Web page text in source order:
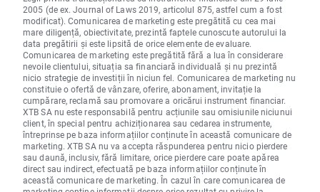
2005 (de ex. Journal of Laws 2019, articolul 875, astfel cum a fost
modificat). Comunicarea de marketing este pregătită cu cea mai
mare diligență, obiectivitate, prezintă faptele cunoscute autorului la
data pregătirii și este lipsită de orice elemente de evaluare.
Comunicarea de marketing este pregătită fără a lua în considerare
nevoile clientului, situația sa financiară individuală și nu prezintă
nicio strategie de investiții în niciun fel. Comunicarea de marketing nu
constituie o ofertă de vânzare, oferire, abonament, invitație la
cumpărare, reclamă sau promovare a oricărui instrument financiar.
XTB SA nu este responsabilă pentru acțiunile sau omisiunile niciunui
client, în special pentru achiziționarea sau cedarea instrumente,
întreprinse pe baza informațiilor conținute în această comunicare de
marketing. XTB SA nu va accepta răspunderea pentru nicio pierdere
sau daună, inclusiv, fără limitare, orice pierdere care poate apărea
direct sau indirect, efectuată pe baza informațiilor conținute în
această comunicare de marketing. În cazul în care comunicarea de